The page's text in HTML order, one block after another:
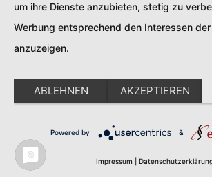
um ihre Dienste anzubieten, stetig zu
Werbung entsprechend den Interessen
anzuzeigen.
ABLEHNEN AKZEPTIEREN
Powered by &
Impressum